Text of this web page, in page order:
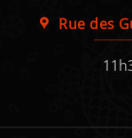
Rue des